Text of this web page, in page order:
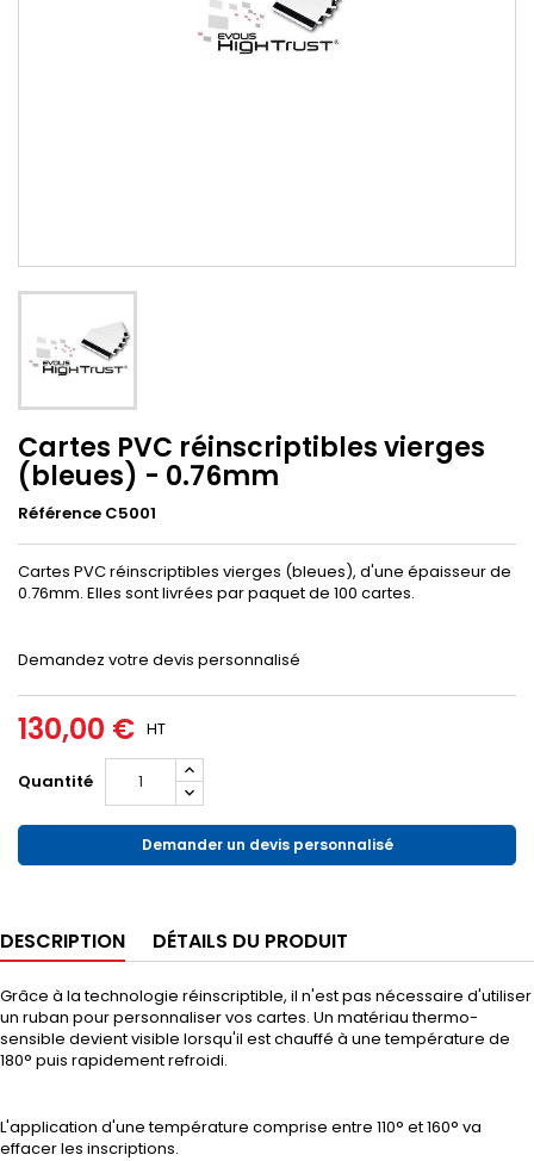
Cartes PVC réinscriptibles vierges
(bleues) - 0.76mm
Référence C5001
Cartes PVC réinscriptibles vierges (bleues), d'une épaisseur de
0.76mm. Elles sont livrées par paquet de 100 cartes.
Demandez votre devis personnalisé
130,00 € HT
Quantité
Demander un devis personnalisé
DESCRIPTION DÉTAILS DU PRODUIT
Grâce à la technologie réinscriptible, il n'est pas nécessaire d'utiliser
un ruban pour personnaliser vos cartes. Un matériau thermo-
sensible devient visible lorsqu'il est chauffé à une température de
180° puis rapidement refroidi.
L'application d'une température comprise entre 110° et 160° va
effacer les inscriptions.